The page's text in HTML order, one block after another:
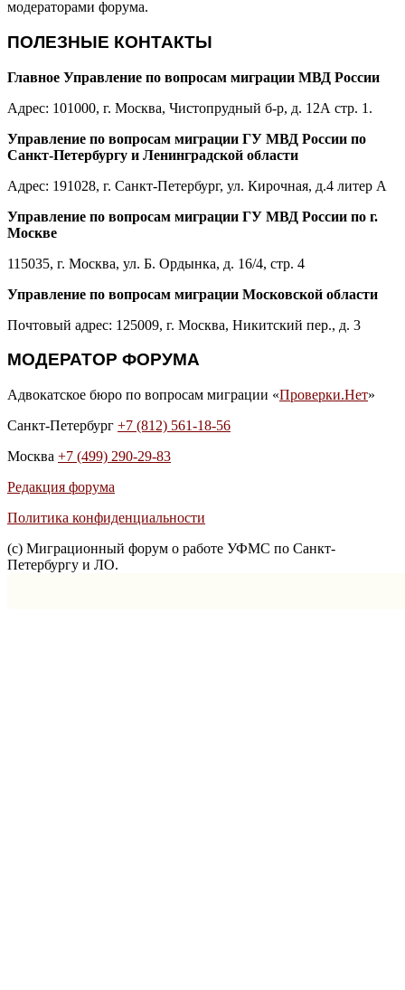
модераторами форума.
ПОЛЕЗНЫЕ КОНТАКТЫ
Главное Управление по вопросам миграции МВД России
Адрес: 101000, г. Москва, Чистопрудный б-р, д. 12А стр. 1.
Управление по вопросам миграции ГУ МВД России по
Санкт-Петербургу и Ленинградской области
Адрес: 191028, г. Санкт-Петербург, ул. Кирочная, д.4 литер А
Управление по вопросам миграции ГУ МВД России по г.
Москве
115035, г. Москва, ул. Б. Ордынка, д. 16/4, стр. 4
Управление по вопросам миграции Московской области
Почтовый адрес: 125009, г. Москва, Никитский пер., д. 3
МОДЕРАТОР ФОРУМА
Адвокатское бюро по вопросам миграции «Проверки.Нет»
Санкт-Петербург +7 (812) 561-18-56
Москва +7 (499) 290-29-83
Редакция форума
Политика конфиденциальности
(с) Миграционный форум о работе УФМС по Санкт-
Петербургу и ЛО.